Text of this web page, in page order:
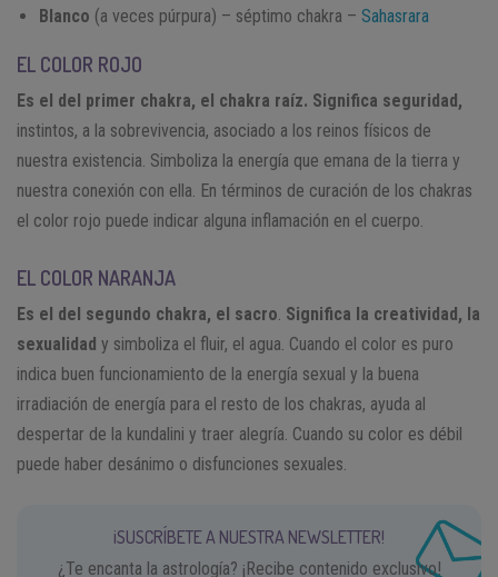
Blanco (a veces púrpura) – séptimo chakra – Sahasrara
EL COLOR ROJO
Es el del primer chakra, el chakra raíz. Significa seguridad,
instintos, a la sobrevivencia, asociado a los reinos físicos de
nuestra existencia. Simboliza la energía que emana de la tierra y
nuestra conexión con ella. En términos de curación de los chakras
el color rojo puede indicar alguna inflamación en el cuerpo.
EL COLOR NARANJA
Es el del segundo chakra, el sacro. Significa la creatividad, la
sexualidad y simboliza el fluir, el agua. Cuando el color es puro
indica buen funcionamiento de la energía sexual y la buena
irradiación de energía para el resto de los chakras, ayuda al
despertar de la kundalini y traer alegría. Cuando su color es débil
puede haber desánimo o disfunciones sexuales.
¡SUSCRÍBETE A NUESTRA NEWSLETTER!
¿Te encanta la astrología? ¡Recibe contenido exclusivo!